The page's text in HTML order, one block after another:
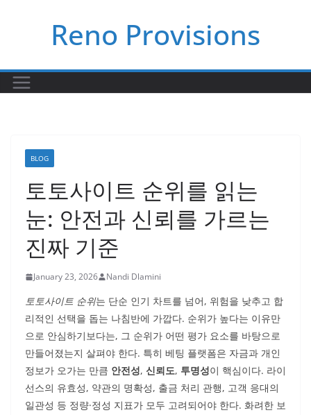
Reno Provisions
BLOG
토토사이트 순위를 읽는
눈: 안전과 신뢰를 가르는
진짜 기준
January 23, 2026 Nandi Dlamini
토토사이트 순위는 단순 인기 차트를 넘어, 위험을 낮추고 합
리적인 선택을 돕는 나침반에 가깝다. 순위가 높다는 이유만
으로 안심하기보다는, 그 순위가 어떤 평가 요소를 바탕으로
만들어졌는지 살펴야 한다. 특히 베팅 플랫폼은 자금과 개인
정보가 오가는 만큼 안전성, 신뢰도, 투명성이 핵심이다. 라이
선스의 유효성, 약관의 명확성, 출금 처리 관행, 고객 응대의
일관성 등 정량·정성 지표가 모두 고려되어야 한다. 화려한 보